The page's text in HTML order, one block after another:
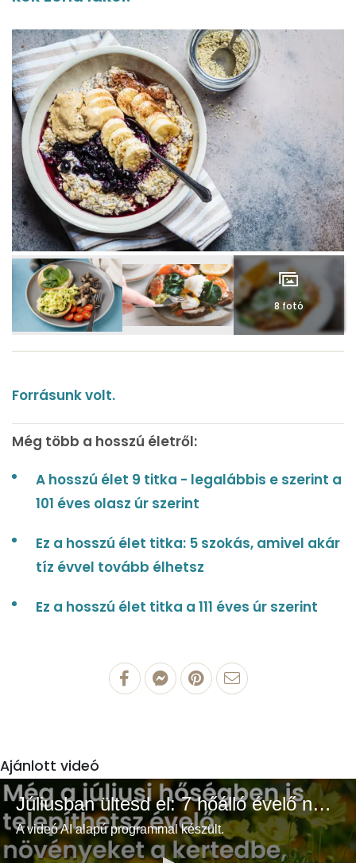
8 fotó
Forrásunk volt.
Még több a hosszú életről:
A hosszú élet 9 titka - legalábbis e szerint a
101 éves olasz úr szerint
Ez a hosszú élet titka: 5 szokás, amivel akár
tíz évvel tovább élhetsz
Ez a hosszú élet titka a 111 éves úr szerint
Ajánlott videó
Júliusban ültesd el: 7 hőálló évelő növény a színes és buja kertért
A videó AI alapú programmal készült.